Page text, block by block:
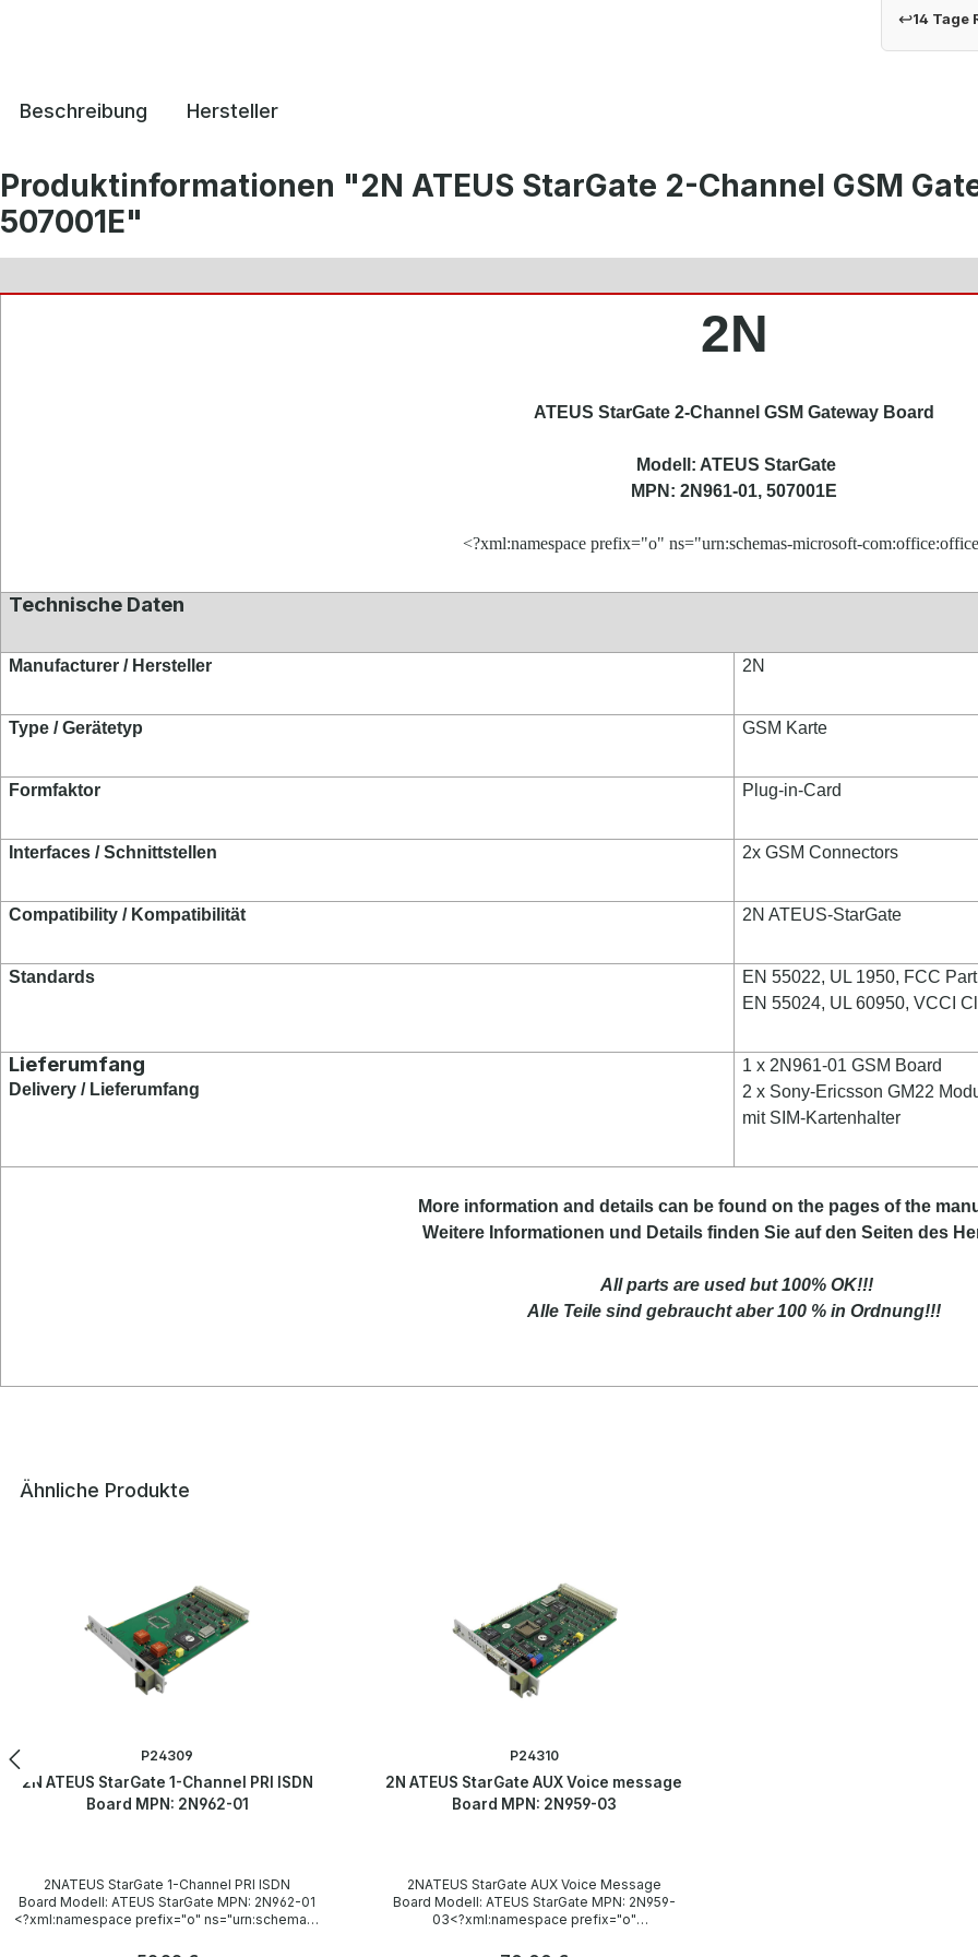
↩14 Tage
Beschreibung Hersteller
Produktinformationen "2N ATEUS StarGate 2-Channel GSM
507001E"
2N
ATEUS StarGate 2-Channel GSM Gateway Board
Modell: ATEUS StarGate
MPN: 2N961-01, 507001E
<?xml:namespace prefix="o" ns="urn:schemas-microsoft-
Technische Daten
Manufacturer / Hersteller 2N
Type / Gerätetyp GSM Karte
Formfaktor Plug-in-Card
Interfaces / Schnittstellen 2x GSM Connectors
Compatibility / Kompatibilität 2N ATEUS-StarGate
Standards
EN 55022, UL 1950, FCC
EN 55024, UL 60950, VCCI
Lieferumfang
Delivery / Lieferumfang
1 x 2N961-01 GSM Board
2 x Sony-Ericsson GM22
mit SIM-Kartenhalter
More information and details can be found on the pages of the
Weitere Informationen und Details finden Sie aufden Seiten des
All parts are used but 100% OK!!!
Alle Teile sind gebraucht aber 100 % in Ordnung!!!
Ähnliche Produkte
P24309
2N ATEUS StarGate 1-Channel PRI ISDN
Board MPN: 2N962-01
2NATEUS StarGate 1-Channel PRI ISDN
Board Modell: ATEUS StarGate MPN: 2N962-01
<?xml:namespace prefix="o" ns="urn:schemas-
P24310
2N ATEUS StarGate AUX Voice message
Board MPN: 2N959-03
2NATEUS StarGate AUX Voice Message
Board Modell: ATEUS StarGate MPN: 2N959-
03<?xml:namespace prefix="o"